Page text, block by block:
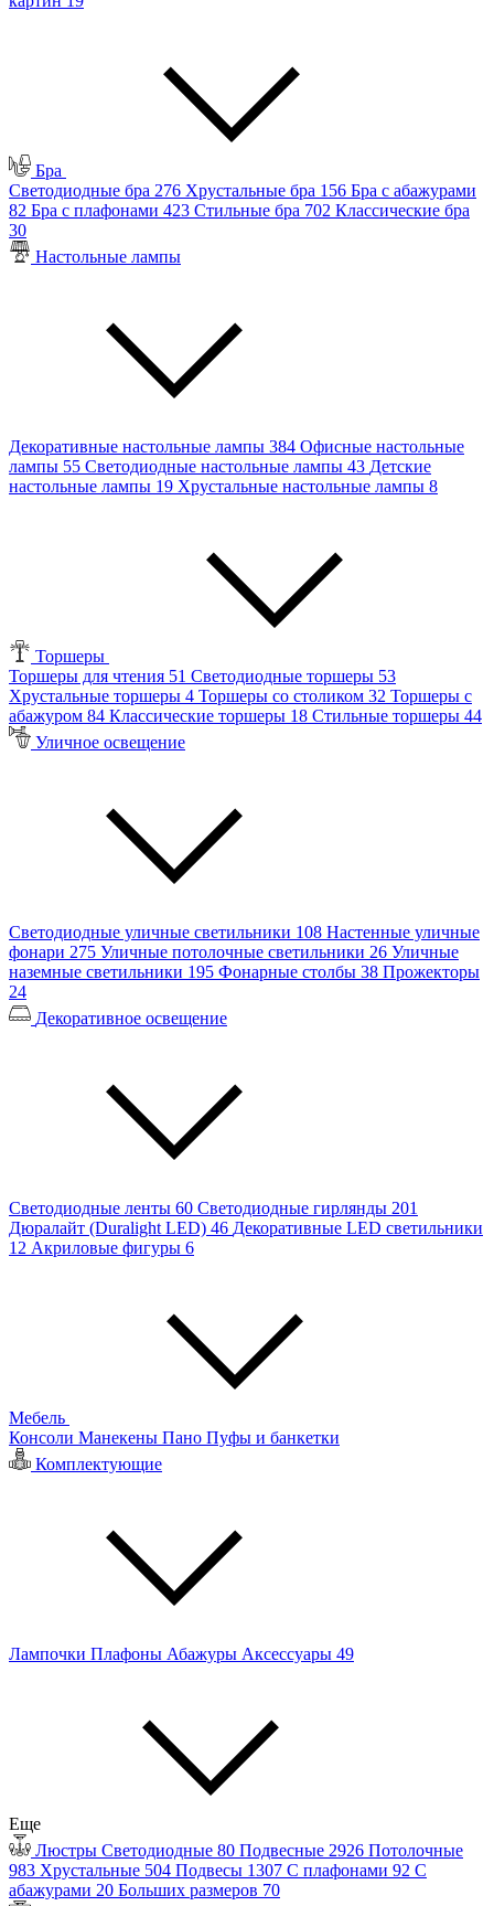
Бра
Светодиодные бра 276 Хрустальные бра 156 Бра с абажурами
82 Бра с плафонами 423 Стильные бра 702 Классические бра
30
Настольные лампы
Декоративные настольные лампы 384 Офисные настольные
лампы 55 Светодиодные настольные лампы 43 Детские
настольные лампы 19 Хрустальные настольные лампы 8
Торшеры
Торшеры для чтения 51 Светодиодные торшеры 53
Хрустальные торшеры 4 Торшеры со столиком 32 Торшеры с
абажуром 84 Классические торшеры 18 Стильные торшеры 44
Уличное освещение
Светодиодные уличные светильники 108 Настенные уличные
фонари 275 Уличные потолочные светильники 26 Уличные
наземные светильники 195 Фонарные столбы 38 Прожекторы
24
Декоративное освещение
Светодиодные ленты 60 Светодиодные гирлянды 201
Дюралайт (Duralight LED) 46 Декоративные LED светильники
12 Акриловые фигуры 6
Мебель
Консоли Манекены Пано Пуфы и банкетки
Комплектующие
Лампочки Плафоны Абажуры Аксессуары 49
Еще
Люстры Светодиодные 80 Подвесные 2926 Потолочные
983 Хрустальные 504 Подвесы 1307 С плафонами 92 С
абажурами 20 Больших размеров 70